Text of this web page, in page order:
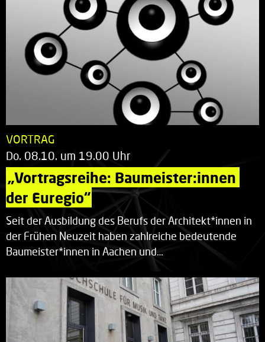
VORTRAG
Do. 08.10. um 19.00 Uhr
„Vortragsreihe: Baumeister:innen
der Euregio“
Seit der Ausbildung des Berufs der Architekt*innen in
der Frühen Neuzeit haben zahlreiche bedeutende
Baumeister*innen in Aachen und…